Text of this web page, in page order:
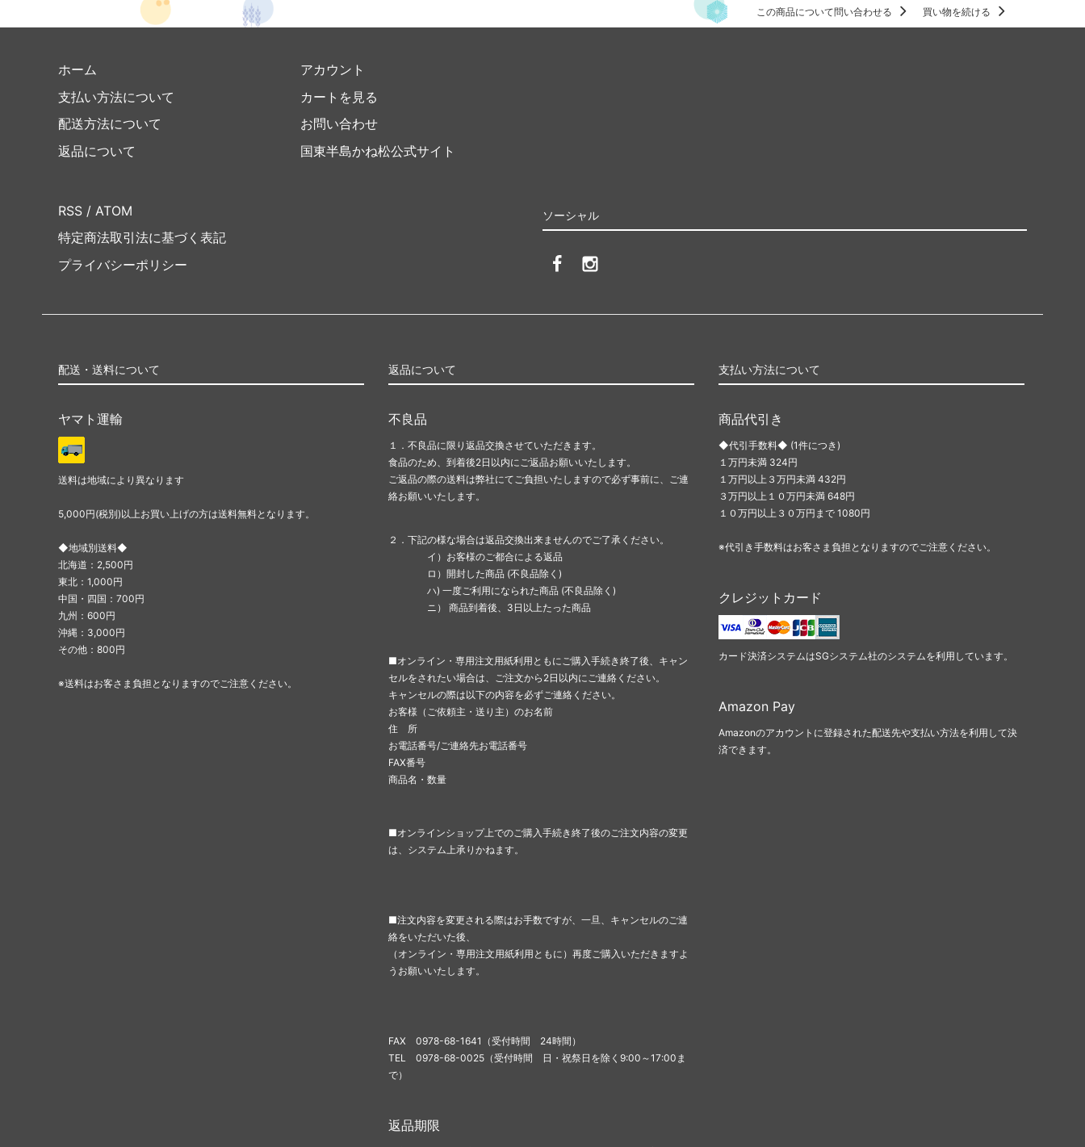
この商品について問い合わせる 買い物を続ける
ホーム
支払い方法について
配送方法について
返品について
アカウント
カートを見る
お問い合わせ
国東半島かね松公式サイト
ソーシャル
RSS / ATOM
特定商法取引法に基づく表記
プライバシーポリシー
配送・送料について
ヤマト運輸
送料は地域により異なります
5,000円(税別)以上お買い上げの方は送料無料となります。
◆地域別送料◆
北海道：2,500円
東北：1,000円
中国・四国：700円
九州：600円
沖縄：3,000円
その他：800円
※送料はお客さま負担となりますのでご注意ください。
返品について
不良品
１．不良品に限り返品交換させていただきます。
食品のため、到着後2日以内にご返品お願いいたします。
ご返品の際の送料は弊社にてご負担いたしますので必ず事前に、ご連
絡お願いいたします。
２．下記の様な場合は返品交換出来ませんのでご了承ください。
イ）お客様のご都合による返品
ロ）開封した商品 (不良品除く)
ハ) 一度ご利用になられた商品 (不良品除く)
ニ） 商品到着後、3日以上たった商品
■オンライン・専用注文用紙利用ともにご購入手続き終了後、キャン
セルをされたい場合は、ご注文から2日以内にご連絡ください。
キャンセルの際は以下の内容を必ずご連絡ください。
お客様（ご依頼主・送り主）のお名前
住 所
お電話番号/ご連絡先お電話番号
FAX番号
商品名・数量
■オンラインショップ上でのご購入手続き終了後のご注文内容の変更
は、システム上承りかねます。
■注文内容を変更される際はお手数ですが、一旦、キャンセルのご連
絡をいただいた後、
（オンライン・専用注文用紙利用ともに）再度ご購入いただきますよ
うお願いいたします。
FAX 0978-68-1641（受付時間 24時間）
TEL 0978-68-0025（受付時間 日・祝祭日を除く9:00～17:00ま
で）
返品期限
支払い方法について
商品代引き
◆代引手数料◆ (1件につき)
１万円未満 324円
１万円以上３万円未満 432円
３万円以上１０万円未満 648円
１０万円以上３０万円まで 1080円
※代引き手数料はお客さま負担となりますのでご注意ください。
クレジットカード
カード決済システムはSGシステム社のシステムを利用しています。
Amazon Pay
Amazonのアカウントに登録された配送先や支払い方法を利用して決
済できます。